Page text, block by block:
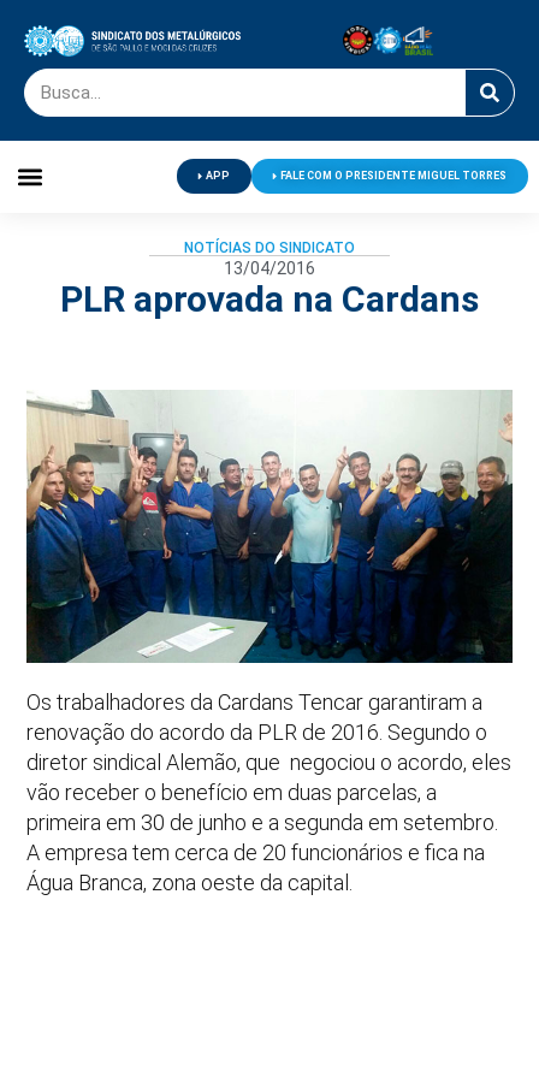
APP FALE COM O PRESIDENTE MIGUEL TORRES
NOTÍCIAS DO SINDICATO
13/04/2016
PLR aprovada na Cardans
Os trabalhadores da Cardans Tencar garantiram a
renovação do acordo da PLR de 2016. Segundo o
diretor sindical Alemão, que negociou o acordo, eles
vão receber o benefício em duas parcelas, a
primeira em 30 de junho e a segunda em setembro.
A empresa tem cerca de 20 funcionários e fica na
Água Branca, zona oeste da capital.